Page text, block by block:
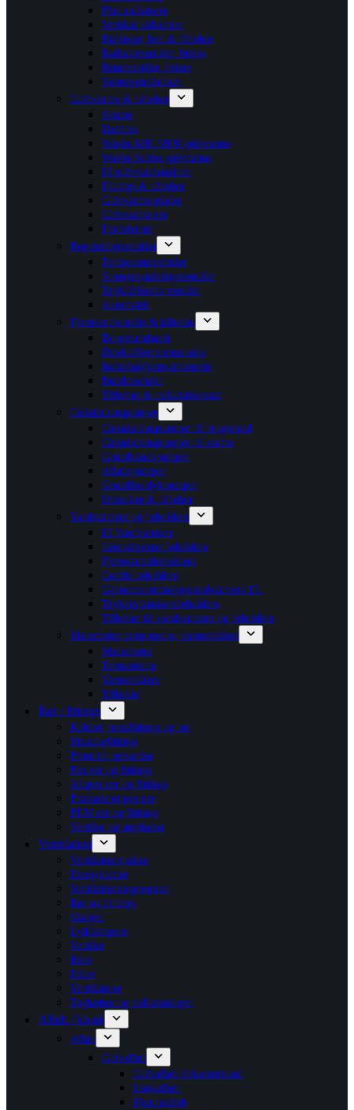
Plan radiatorer
Vertikal radiatorer
Bæringer, ben & tilbehør
Radiatorventiler, følere
Returventiler, følere
Varmeventilatorer
Gulvvarme & tilbehør
Shunte
Danfoss
Wavin AHC 9000 gulvvarme
Wavin Sentio gulvvarme
El gulvvarmemåtter
Fittings & tilbehør
Gulvvarme plader
Gulvvarme rør
Fordelerrør
Reguleringsventiler
Temperaturventiler
Strengreguleringsventiler
Trykdifferens ventiler
Automatik
Fjernvarme units & tilbehør
Brugsvandsunit
Direktefjernvarmeunits
Indirektefjernvarmeunits
Bundmoduler
Tilbehør & cirkulationssæt
Cirkulationspumper
Cirkulationspumper til brugsvand
Cirkulationspumper til varme
Grundvandspumper
Afløbspumper
Grundfos dykpumper
Unionsæt & tilbehør
Vandvarmere og beholdere
El Vandvarmere
Centralvarme beholdere
Fjernvarmebeholdere
Combi beholdere
Gennemstrømningsvandvarmere EL
Trykekspansionsbeholdere
Tilbehør til vandvarmere og beholdere
Manometre,termometre, varmemålere
Manometre
Termometre
Varmemålere
Tilbehør
Rør / fittings
Kobber pressfittings og rør
Messingfittings
Primofit rørsamler
Pex rør og fittings
Alupex rør og fittings
Præisoleret pex rør
PEM rør og fittings
Ventiler og stophaner
Ventilation
Ventilationspakke
Flexsystemer
Ventilationsaggregater
Rør og fittings
Slanger
Lyddæmpere
Ventiler
Riste
Filtre
Ventilatorer
Taghætter og inddækninger
Afløb / kloak
Afløb
Gulvafløb
Gulvafløb firkantet/rund
Linjeafløb
Hjørneafløb